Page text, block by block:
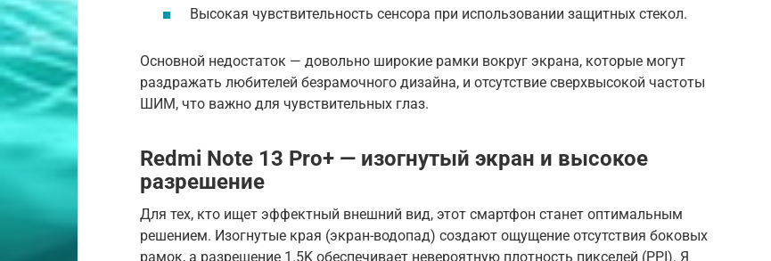
Высокая чувствительность сенсора при использовании защитных стекол.
Основной недостаток — довольно широкие рамки вокруг экрана, которые могут
раздражать любителей безрамочного дизайна, и отсутствие сверхвысокой частоты
ШИМ, что важно для чувствительных глаз.
Redmi Note 13 Pro+ — изогнутый экран и высокое
разрешение
Для тех, кто ищет эффектный внешний вид, этот смартфон станет оптимальным
решением. Изогнутые края (экран-водопад) создают ощущение отсутствия боковых
рамок, а разрешение 1.5K обеспечивает невероятную плотность пикселей (PPI). Я